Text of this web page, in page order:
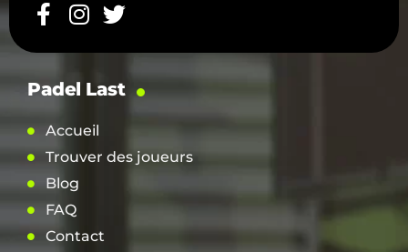
Padel Last
Accueil
Trouver des joueurs
Blog
FAQ
Contact